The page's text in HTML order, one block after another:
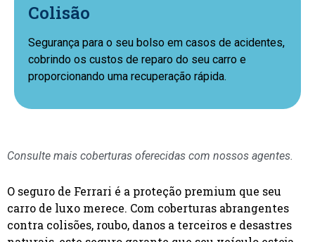
Colisão
Segurança para o seu bolso em casos de acidentes,
cobrindo os custos de reparo do seu carro e
proporcionando uma recuperação rápida.
Consulte mais coberturas oferecidas com nossos agentes.
O seguro de Ferrari é a proteção premium que seu
carro de luxo merece. Com coberturas abrangentes
contra colisões, roubo, danos a terceiros e desastres